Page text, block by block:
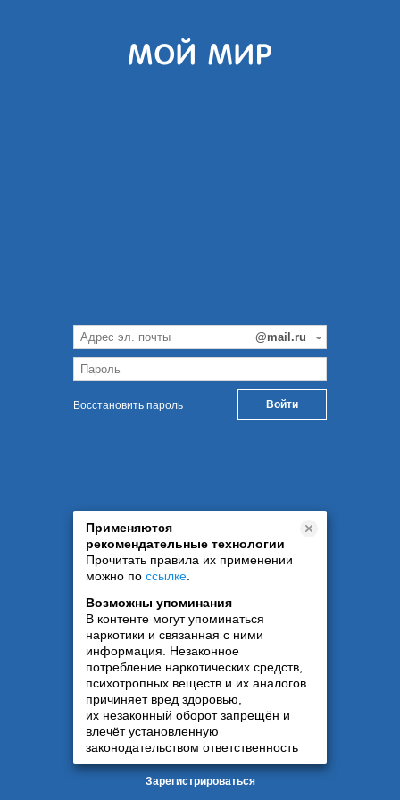
Восстановить пароль
Применяются
рекомендательные технологии
Прочитать правила их применении
можно по ссылке
Возможны упоминания
В контенте могут упоминаться
наркотики и связанная с ними
информация. Незаконное
потребление наркотических средств,
психотропных веществ и их аналогов
причиняет вред здоровью,
их незаконный оборот запрещён и
влечёт установленную
законодательством ответственность
Зарегистрироваться